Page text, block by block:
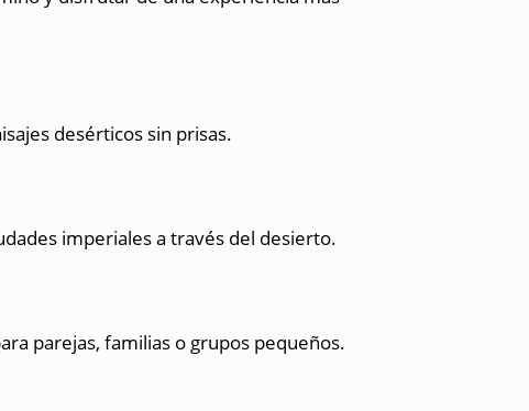
desérticos sin prisas.
imperiales a través del desierto.
parejas, familias o grupos pequeños.